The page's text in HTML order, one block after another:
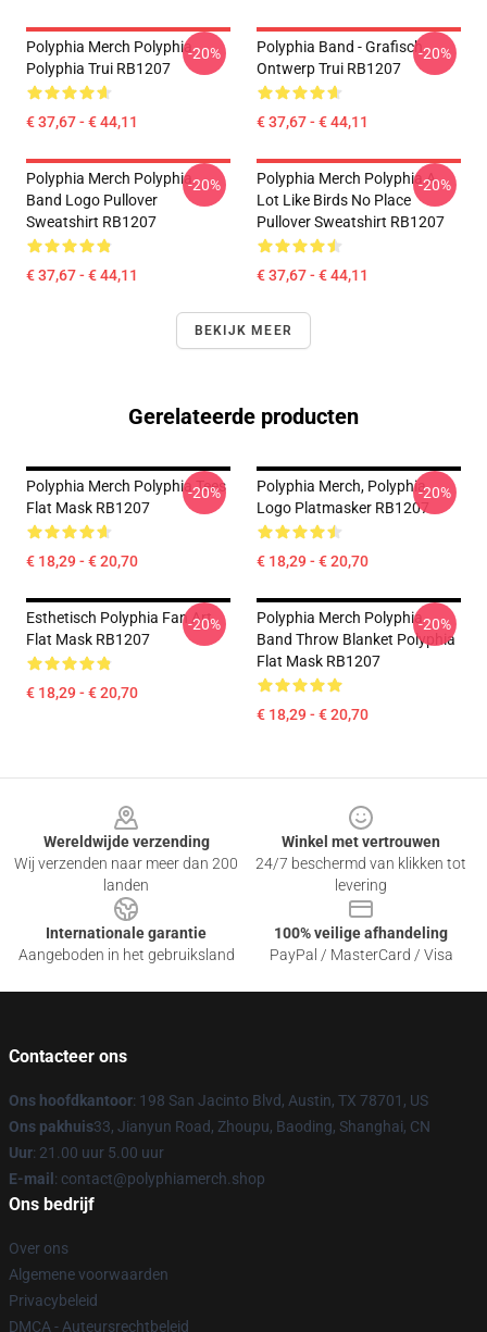
Polyphia Merch Polyphia
Polyphia Trui RB1207
€ 37,67 - € 44,11
-20%
Polyphia Band - Grafisch
Ontwerp Trui RB1207
€ 37,67 - € 44,11
-20%
Polyphia Merch Polyphia
Band Logo Pullover
Sweatshirt RB1207
€ 37,67 - € 44,11
-20%
Polyphia Merch Polyphia A
Lot Like Birds No Place
Pullover Sweatshirt RB1207
€ 37,67 - € 44,11
-20%
BEKIJK MEER
Gerelateerde producten
Polyphia Merch Polyphia Tees
Flat Mask RB1207
€ 18,29 - € 20,70
-20%
Polyphia Merch, Polyphia
Logo Platmasker RB1207
€ 18,29 - € 20,70
-20%
Esthetisch Polyphia Fan Art
Flat Mask RB1207
€ 18,29 - € 20,70
-20%
Polyphia Merch Polyphia
Band Throw Blanket Polyphia
Flat Mask RB1207
€ 18,29 - € 20,70
-20%
Wereldwijde verzending
Wij verzenden naar meer dan 200
landen
Winkel met vertrouwen
24/7 beschermd van klikken tot
levering
Internationale garantie
Aangeboden in het gebruiksland
100% veilige afhandeling
PayPal / MasterCard / Visa
Contacteer ons
Ons hoofdkantoor: 198 San Jacinto Blvd, Austin, TX 78701, US
Ons pakhuis33, Jianyun Road, Zhoupu, Baoding, Shanghai, CN
Uur: 21.00 uur 5.00 uur
E-mail : contact@polyphiamerch.shop
Ons bedrijf
Over ons
Algemene voorwaarden
Privacybeleid
DMCA - Auteursrechtbeleid